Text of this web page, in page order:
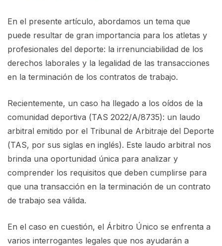
En el presente artículo, abordamos un tema que
puede resultar de gran importancia para los atletas y
profesionales del deporte: la irrenunciabilidad de los
derechos laborales y la legalidad de las transacciones
en la terminación de los contratos de trabajo.
Recientemente, un caso ha llegado a los oídos de la
comunidad deportiva (TAS 2022/A/8735): un laudo
arbitral emitido por el Tribunal de Arbitraje del Deporte
(TAS, por sus siglas en inglés). Este laudo arbitral nos
brinda una oportunidad única para analizar y
comprender los requisitos que deben cumplirse para
que una transacción en la terminación de un contrato
de trabajo sea válida.
En el caso en cuestión, el Árbitro Único se enfrenta a
varios interrogantes legales que nos ayudarán a